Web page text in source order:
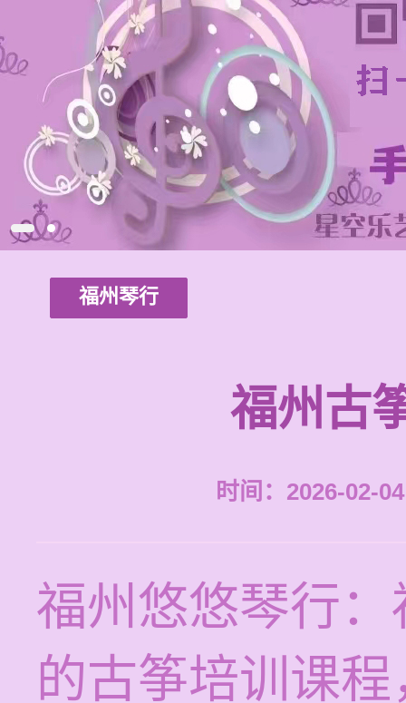
福州琴行
福州古
时间：2026-02-
福州悠悠琴行
的古筝培训课